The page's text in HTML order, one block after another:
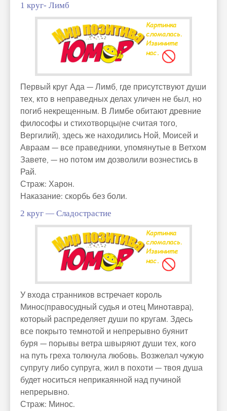
1 круг- Лимб
Первый круг Ада — Лимб, где присутствуют души
тех, кто в неправедных делах уличен не был, но
погиб некрещенным. В Лимбе обитают древние
философы и стихотворцы(не считая того,
Вергилий), здесь же находились Ной, Моисей и
Авраам — все праведники, упомянутые в Ветхом
Завете, — но потом им дозволили вознестись в
Рай.
Страж: Харон.
Наказание: скорбь без боли.
2 круг — Сладострастие
У входа странников встречает король
Минос(правосудный судья и отец Минотавра),
который распределяет души по кругам. Здесь
все покрыто темнотой и непрерывно буянит
буря — порывы ветра швыряют души тех, кого
на путь греха толкнула любовь. Возжелал чужую
супругу либо супруга, жил в похоти — твоя душа
будет носиться неприкаянной над пучиной
непрерывно.
Страж: Минос.